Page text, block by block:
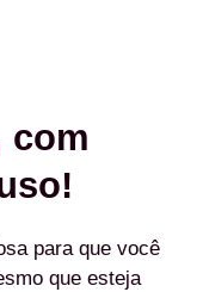
com
para que você
que esteja